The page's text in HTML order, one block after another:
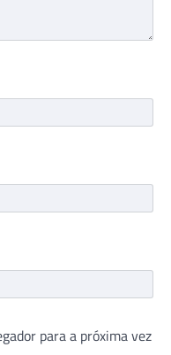
para a próxima vez